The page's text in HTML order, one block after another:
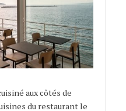
aux côtés de
du restaurant le